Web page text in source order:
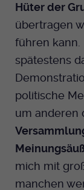
Hüter der
übertragen
führen kann.
spätestens
politische
um anderen
mich mit
manchen